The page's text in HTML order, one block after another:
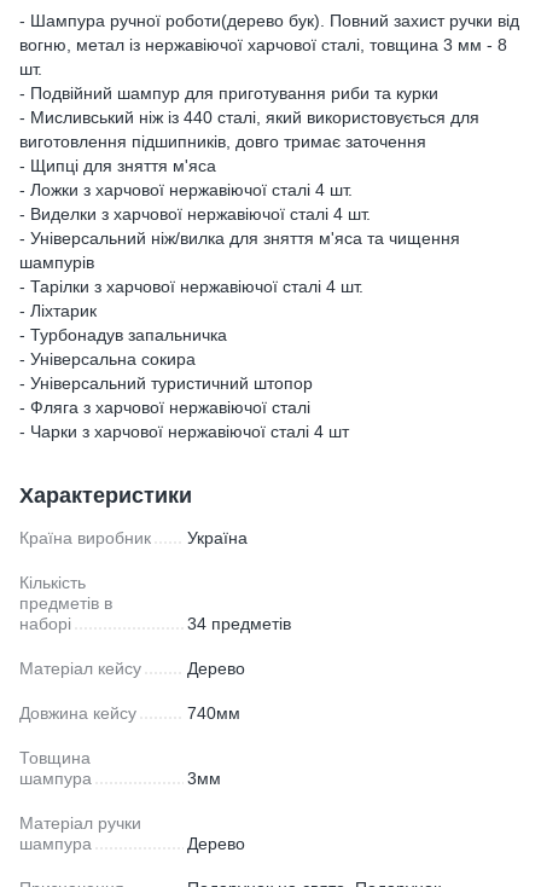
- Шампура ручної роботи(дерево бук). Повний захист ручки від
вогню, метал із нержавіючої харчової сталі, товщина 3 мм - 8
шт.
- Подвійний шампур для приготування риби та курки
- Мисливський ніж із 440 сталі, який використовується для
виготовлення підшипників, довго тримає заточення
- Щипці для зняття м'яса
- Ложки з харчової нержавіючої сталі 4 шт.
- Виделки з харчової нержавіючої сталі 4 шт.
- Універсальний ніж/вилка для зняття м'яса та чищення
шампурів
- Тарілки з харчової нержавіючої сталі 4 шт.
- Ліхтарик
- Турбонадув запальничка
- Універсальна сокира
- Універсальний туристичний штопор
- Фляга з харчової нержавіючої сталі
- Чарки з харчової нержавіючої сталі 4 шт
Характеристики
Країна виробник Україна
Кількість
предметів в
наборі
34 предметів
Матеріал кейсу Дерево
Довжина кейсу 740мм
Товщина
шампура
3мм
Матеріал ручки
шампура
Дерево